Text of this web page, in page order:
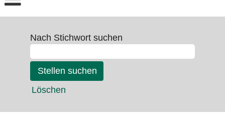
Nach Stichwort suchen
Löschen